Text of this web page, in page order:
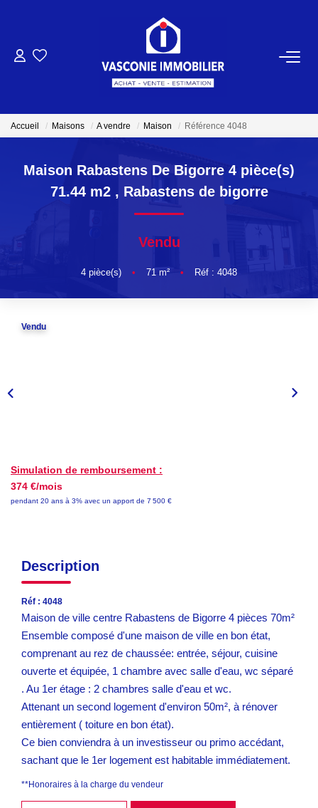
ACHETER
VENDRE
Qui Sommes-Nous
Notre Équipe
NOS ACTUALITÉS
Accueil Maisons A vendre Maison Référence 4048
Maison Rabastens De Bigorre 4 pièce(s)
71.44 m2 , Rabastens de bigorre
Vendu
4 pièce(s) • 71 m² • Réf : 4048
Vendu
Simulation de remboursement :
374 €/mois
pendant 20 ans à 3% avec un apport de 7 500 €
Description
Réf : 4048
Maison de ville centre Rabastens de Bigorre 4 pièces 70m²
Ensemble composé d'une maison de ville en bon état,
comprenant au rez de chaussée: entrée, séjour, cuisine
ouverte et équipée, 1 chambre avec salle d'eau, wc séparé
. Au 1er étage : 2 chambres salle d'eau et wc.
Attenant un second logement d'environ 50m², à rénover
entièrement ( toiture en bon état).
Ce bien conviendra à un investisseur ou primo accédant,
sachant que le 1er logement est habitable immédiatement.
**Honoraires à la charge du vendeur